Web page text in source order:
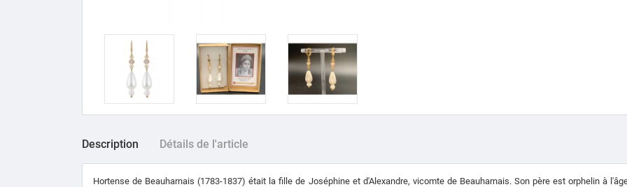
Description Détails de l'article
Hortense de Beauharnais (1783-1837) était la fille de Joséphine et d'Alexandre, vicomte de Beauharnais. Son père est orphelin à